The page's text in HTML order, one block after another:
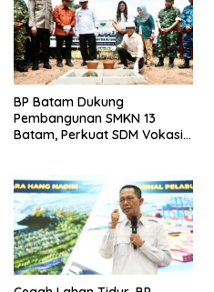
BP Batam Dukung
Pembangunan SMKN 13
Batam, Perkuat SDM Vokasi